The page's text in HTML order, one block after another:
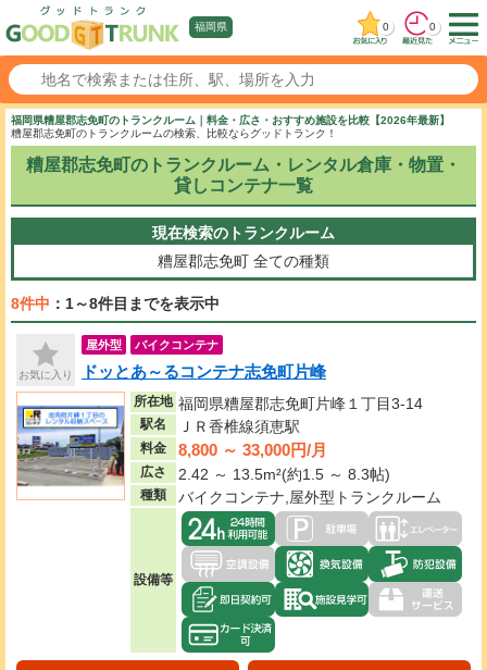
福岡県 0 0
福岡県糟屋郡志免町のトランクルーム｜料金・広さ・おすすめ施設を比較【2026年最新】
糟屋郡志免町のトランクルームの検索、比較ならグッドトランク！
糟屋郡志免町のトランクルーム・レンタル倉庫・物置・
貸しコンテナ一覧
現在検索のトランクルーム
糟屋郡志免町 全ての種類
8件中 ：1～8件目までを表示中
お気に入り
屋外型 バイクコンテナ
ドッとあ～るコンテナ志免町片峰
所在地 福岡県糟屋郡志免町片峰１丁目3-14
駅名 ＪＲ香椎線須恵駅
料金 8,800 ～ 33,000円/月
広さ 2.42 ～ 13.5m²(約1.5 ～ 8.3帖)
種類 バイクコンテナ,屋外型トランクルーム
設備等